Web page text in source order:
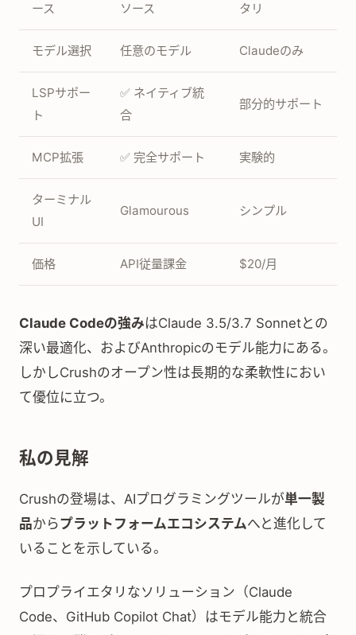
ース
ソース
タリ
モデル選択 任意のモデル Claudeのみ
LSPサポー
ト
✅ ネイティブ統
合
部分的サポート
MCP拡張 ✅ 完全サポート 実験的
ターミナル
UI
Glamourous シンプル
価格 API従量課金 $20/月
Claude Codeの強みはClaude 3.5/3.7 Sonnetとの
深い最適化、およびAnthropicのモデル能力にある。
しかしCrushのオープン性は長期的な柔軟性におい
て優位に立つ。
私の見解
Crushの登場は、AIプログラミングツールが単一製
品からプラットフォームエコシステムへと進化して
いることを示している。
プロプライエタリなソリューション（Claude
Code、GitHub Copilot Chat）はモデル能力と統合